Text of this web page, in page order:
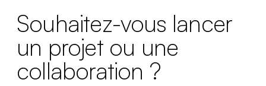
Souhaitez-vous lancer
un projet ou une
collaboration ?